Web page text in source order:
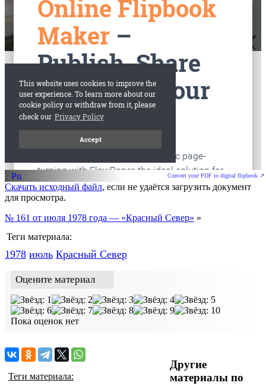
старые газеты
Convert your PDF to digital flipbook ↗
Скачать исходный файл, если не удаётся загрузить документ
для просмотра.
№ 161 от июля 1978 года — «Красный Север» »
Теги материала:
1978 июль Красный Cевер
Оцените материал
Пока оценок нет
Другие
материалы по
Теги материала: